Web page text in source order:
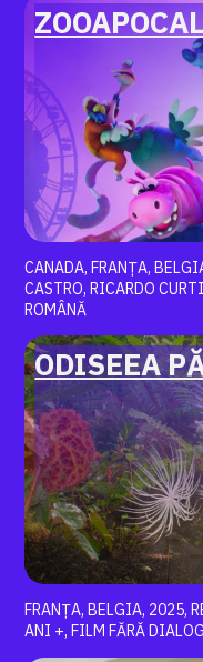
CANADA, FRANȚA,
CASTRO, RICARDO
ROMÂNĂ
ODISEEA
FRANȚA, BELGIA, 2025,
ANI +, FILM FĂRĂ DIALOG